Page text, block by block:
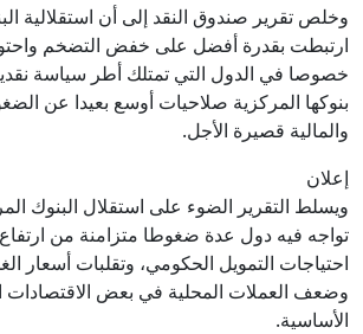
وخلص تقرير صندوق النقد إلى أن استقلالية
ارتبطت بقدرة أفضل على خفض التضخم
خصوصا في الدول التي تمتلك أطر سياسة
بنوكها المركزية صلاحيات أوسع بعيدا عن
والمالية قصيرة الأجل.
إعلان
ويسلط التقرير الضوء على استقلال البنوك
تواجه فيه دول عدة ضغوطا متزامنة من ارتفاع
احتياجات التمويل الحكومي، وتقلبات أسعار
وضعف العملات المحلية في بعض الاقتصادات
الأساسية.